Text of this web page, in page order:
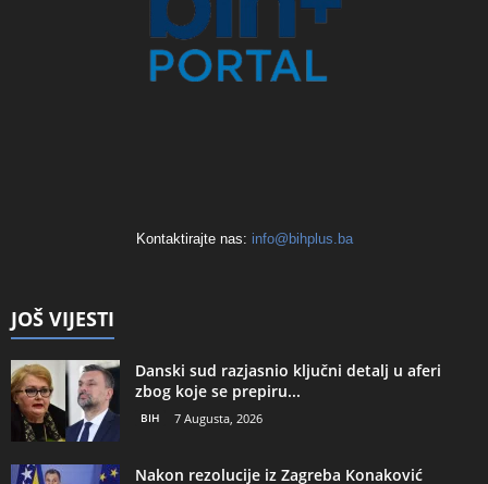
Kontaktirajte nas: info@bihplus.ba
JOŠ VIJESTI
Danski sud razjasnio ključni detalj u aferi
zbog koje se prepiru...
BIH 7 Augusta, 2026
Nakon rezolucije iz Zagreba Konaković